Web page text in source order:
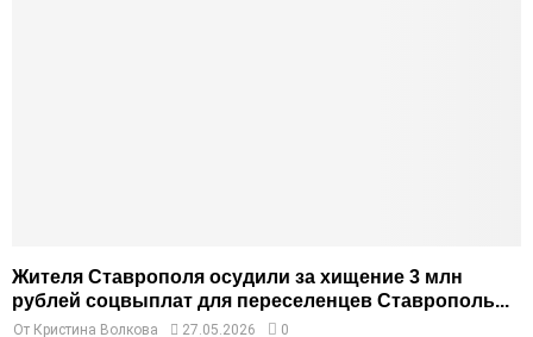
Жителя Ставрополя осудили за хищение 3 млн
рублей соцвыплат для переселенцев Ставрополь...
От Кристина Волкова 27.05.2026 0